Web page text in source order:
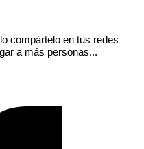
compártelo en tus redes
a más personas...